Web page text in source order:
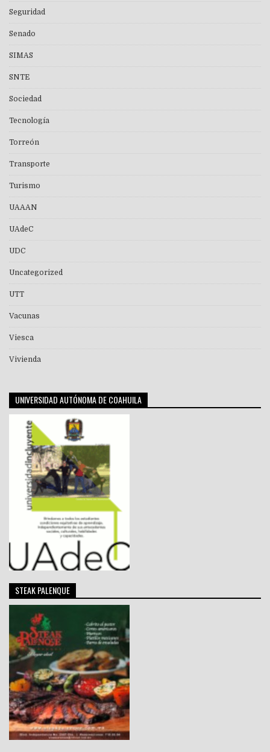
Seguridad
Senado
SIMAS
SNTE
Sociedad
Tecnología
Torreón
Transporte
Turismo
UAAAN
UAdeC
UDC
Uncategorized
UTT
Vacunas
Viesca
Vivienda
UNIVERSIDAD AUTÓNOMA DE COAHUILA
STEAK PALENQUE